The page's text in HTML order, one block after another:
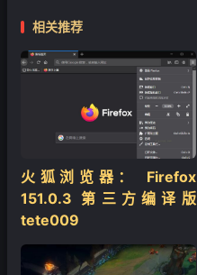
相关推荐
火狐浏览器： Firefox
151.0.3 第三方编译版
tete009